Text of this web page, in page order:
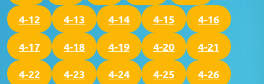
4-12 4-13 4-14 4-15 4-16
4-17 4-18 4-19 4-20 4-21
4-22 4-23 4-24 4-25 4-26